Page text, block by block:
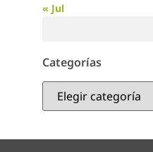
« Jul
Categorías